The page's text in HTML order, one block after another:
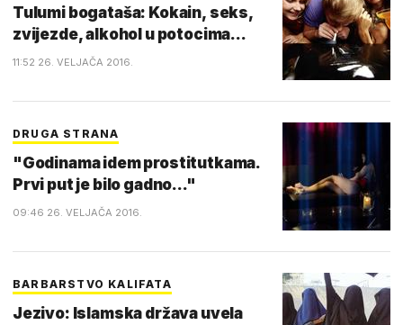
Tulumi bogataša: Kokain, seks,
zvijezde, alkohol u potocima...
11:52 26. VELJAČA 2016.
DRUGA STRANA
"Godinama idem prostitutkama.
Prvi put je bilo gadno..."
09:46 26. VELJAČA 2016.
BARBARSTVO KALIFATA
Jezivo: Islamska država uvela